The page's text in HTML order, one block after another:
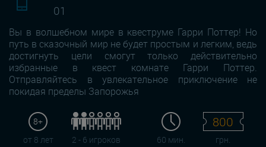
01
Вы в волшебном мире в квеструме Гарри Поттер! Но
путь в сказочный мир не будет простым и легким, ведь
достигнуть цели смогут только действительно
избранные в квест комнате Гарри Поттер.
Отправляйтесь в увлекательное приключение не
покидая пределы Запорожья
8+
от 8 лет
2 - 6 игроков 60 мин.
800
грн.